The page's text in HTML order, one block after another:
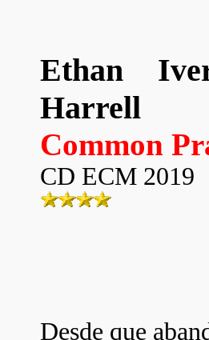
Ethan
Harrell
Common
CD ECM 2019
Desde que